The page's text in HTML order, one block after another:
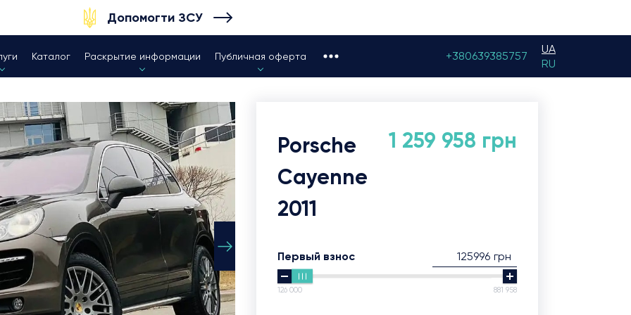
Допомогти ЗСУ
Каталог Раскрытие информации Публичная оферта +380639385757
UA
RU
Porsche
Cayenne
2011
1 259 958 грн
Первый взнос грн
126 000 881 958